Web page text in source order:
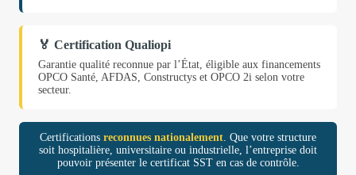
🏅 Certification Qualiopi
Garantie qualité reconnue par l’État, éligible aux financements
OPCO Santé, AFDAS, Constructys et OPCO 2i selon votre
secteur.
Certifications reconnues nationalement . Que votre structure
soit hospitalière, universitaire ou industrielle, l’entreprise doit
pouvoir présenter le certificat SST en cas de contrôle.